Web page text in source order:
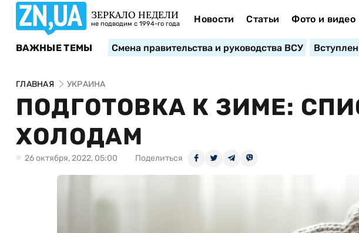
ЗЕРКАЛО НЕДЕЛИ
не подводим с 1994-го года Новости Статьи Фото и видео
ВАЖНЫЕ ТЕМЫ Смена правительства и руководства ВСУ
ГЛАВНАЯ УКРАИНА
ПОДГОТОВКА К ЗИМЕ:
ХОЛОДАМ
26 октября, 2022, 05:00 Поделиться